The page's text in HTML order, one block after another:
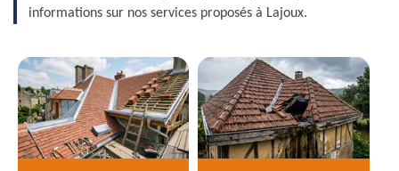
informations sur nos services proposés à Lajoux.